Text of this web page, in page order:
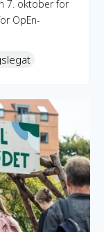
7. oktober for
OpEn-
og